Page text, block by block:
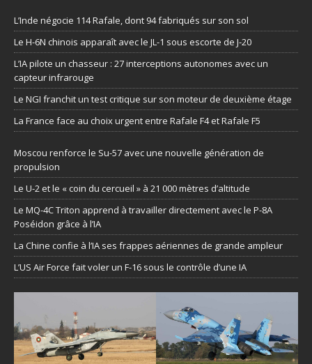
L’Inde négocie 114 Rafale, dont 94 fabriqués sur son sol
Le H-6N chinois apparaît avec le JL-1 sous escorte de J-20
L’IA pilote un chasseur : 27 interceptions autonomes avec un
capteur infrarouge
Le NGI franchit un test critique sur son moteur de deuxième étage
La France face au choix urgent entre Rafale F4 et Rafale F5
Moscou renforce le Su-57 avec une nouvelle génération de
propulsion
Le U-2 et le « coin du cercueil » à 21 000 mètres d’altitude
Le MQ-4C Triton apprend à travailler directement avec le P-8A
Poséidon grâce à l’IA
La Chine confie à l’IA ses frappes aériennes de grande ampleur
L’US Air Force fait voler un F-16 sous le contrôle d’une IA